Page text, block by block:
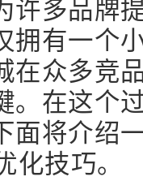
许多品牌
拥有一个
在众多竞
。在这个
面将介绍
技巧。